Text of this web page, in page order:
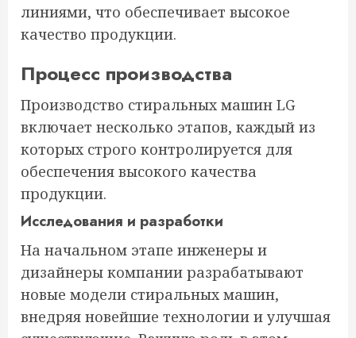
линиями, что обеспечивает высокое
качество продукции.
Процесс производства
Производство стиральных машин LG
включает несколько этапов, каждый из
которых строго контролируется для
обеспечения высокого качества
продукции.
Исследования и разработки
На начальном этапе инженеры и
дизайнеры компании разрабатывают
новые модели стиральных машин,
внедряя новейшие технологии и улучшая